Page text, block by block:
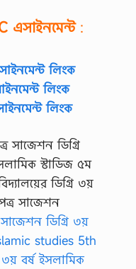
এসাইনমেন্ট:
লিংক
লিংক
লিংক
ডিগ্রি ৩য়
studies 5th
বর্ষ ইসলামিক